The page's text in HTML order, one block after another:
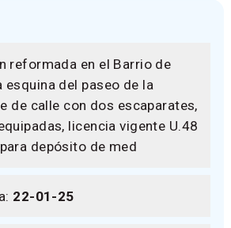
reformada en el Barrio de
esquina del paseo de la
de calle con dos escaparates,
licencia vigente U.48
depósito de med
22-01-25